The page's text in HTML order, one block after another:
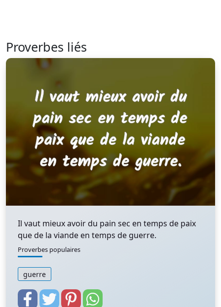
Proverbes liés
Il vaut mieux avoir du pain sec en temps de paix
que de la viande en temps de guerre.
Proverbes populaires
guerre